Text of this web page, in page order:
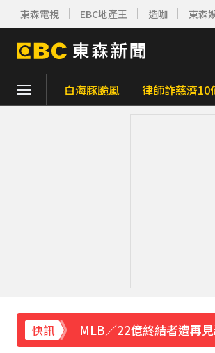
東森電視 EBC地產王 造咖 東森
白海豚颱風 律師詐慈濟10
快訊 MLB／22億終結者遭再